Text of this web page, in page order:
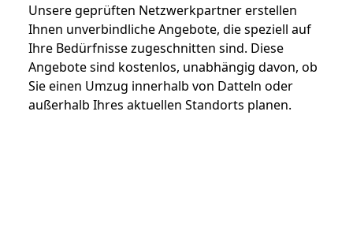
Unsere geprüften Netzwerkpartner erstellen
Ihnen unverbindliche Angebote, die speziell auf
Ihre Bedürfnisse zugeschnitten sind. Diese
Angebote sind kostenlos, unabhängig davon, ob
Sie einen Umzug innerhalb von Datteln oder
außerhalb Ihres aktuellen Standorts planen.